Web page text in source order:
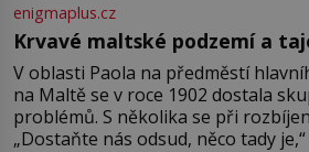
enigmaplus.cz
Krvavé maltské podzemí a
V oblasti Paola na předměstí
na Maltě se v roce 1902 dostala
problémů. S několika se při
„Dostaňte nás odsud, něco tady je,“